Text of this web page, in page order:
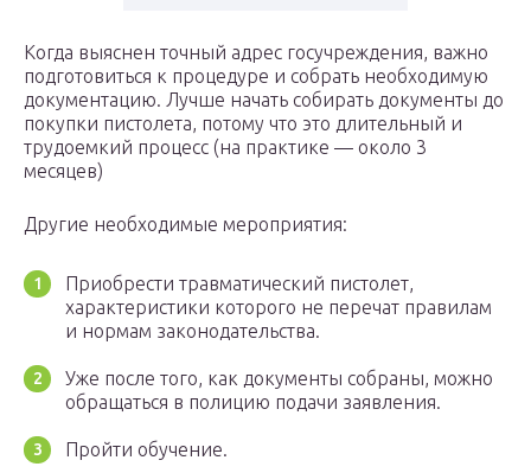
Когда выяснен точный адрес госучреждения, важно
подготовиться к процедуре и собрать необходимую
документацию. Лучше начать собирать документы до
покупки пистолета, потому что это длительный и
трудоемкий процесс (на практике — около 3
месяцев)
Другие необходимые мероприятия:
Приобрести травматический пистолет,
характеристики которого не перечат правилам
и нормам законодательства.
Уже после того, как документы собраны, можно
обращаться в полицию подачи заявления.
Пройти обучение.